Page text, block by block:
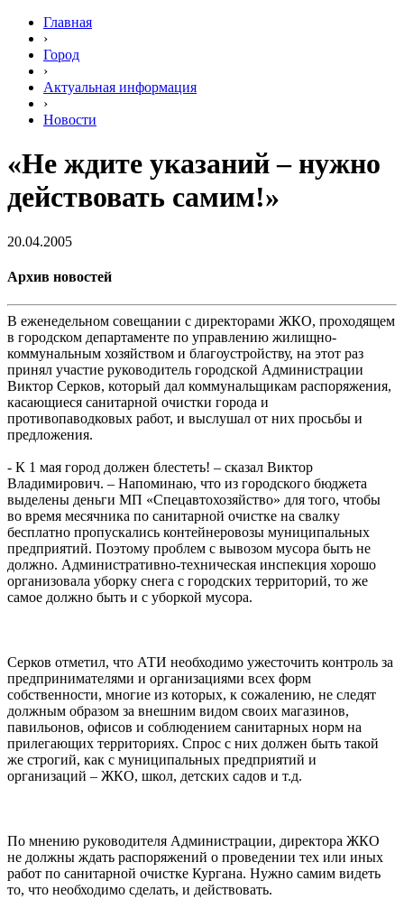
Главная
›
Город
›
Актуальная информация
›
Новости
«Не ждите указаний – нужно
действовать самим!»
20.04.2005
Архив новостей
В еженедельном совещании с директорами ЖКО, проходящем
в городском департаменте по управлению жилищно-
коммунальным хозяйством и благоустройству, на этот раз
принял участие руководитель городской Администрации
Виктор Серков, который дал коммунальщикам распоряжения,
касающиеся санитарной очистки города и
противопаводковых работ, и выслушал от них просьбы и
предложения.
- К 1 мая город должен блестеть! – сказал Виктор
Владимирович. – Напоминаю, что из городского бюджета
выделены деньги МП «Спецавтохозяйство» для того, чтобы
во время месячника по санитарной очистке на свалку
бесплатно пропускались контейнеровозы муниципальных
предприятий. Поэтому проблем с вывозом мусора быть не
должно. Административно-техническая инспекция хорошо
организовала уборку снега с городских территорий, то же
самое должно быть и с уборкой мусора.
Серков отметил, что АТИ необходимо ужесточить контроль за
предпринимателями и организациями всех форм
собственности, многие из которых, к сожалению, не следят
должным образом за внешним видом своих магазинов,
павильонов, офисов и соблюдением санитарных норм на
прилегающих территориях. Спрос с них должен быть такой
же строгий, как с муниципальных предприятий и
организаций – ЖКО, школ, детских садов и т.д.
По мнению руководителя Администрации, директора ЖКО
не должны ждать распоряжений о проведении тех или иных
работ по санитарной очистке Кургана. Нужно самим видеть
то, что необходимо сделать, и действовать.